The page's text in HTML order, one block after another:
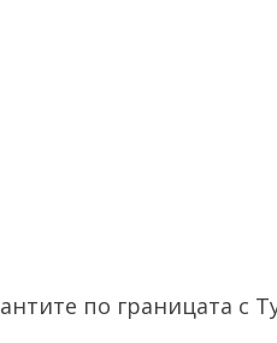
по границата с